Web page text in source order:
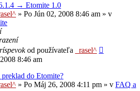
→ Etomite 1.0
» Po Jún 02, 2008 8:46 am » v
od používateľa
_rasel^
8:46 am
do Etomite?
» Po Máj 26, 2008 4:11 pm » v FAQ a